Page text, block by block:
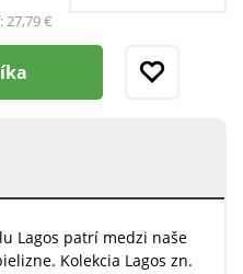
27,79 €
Lagos patrí medzi naše
Kolekcia Lagos zn.